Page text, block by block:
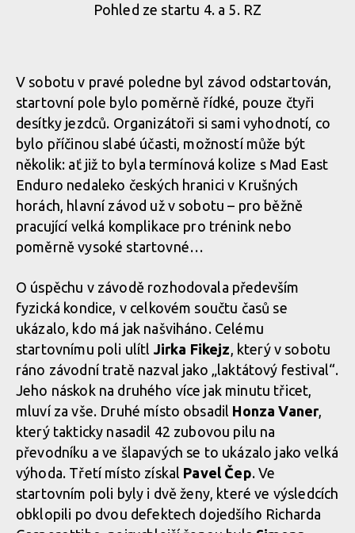
Pohled ze startu 4. a 5. RZ
V sobotu v pravé poledne byl závod odstartován,
startovní pole bylo poměrně řídké, pouze čtyři
desítky jezdců. Organizátoři si sami vyhodnotí, co
bylo příčinou slabé účasti, možností může být
několik: ať již to byla termínová kolize s Mad East
Enduro nedaleko českých hranici v Krušných
horách, hlavní závod už v sobotu – pro běžně
pracující velká komplikace pro trénink nebo
poměrně vysoké startovné…
O úspěchu v závodě rozhodovala především
fyzická kondice, v celkovém součtu časů se
ukázalo, kdo má jak našviháno. Celému
startovnímu poli ulítl Jirka Fikejz , který v sobotu
ráno závodní tratě nazval jako „laktátový festival“.
Jeho náskok na druhého více jak minutu třicet,
mluví za vše. Druhé místo obsadil Honza Vaner,
který takticky nasadil 42 zubovou pilu na
převodníku a ve šlapavých se to ukázalo jako velká
výhoda. Třetí místo získal Pavel Čep. Ve
startovním poli byly i dvě ženy, které ve výsledcích
obklopili po dvou defektech dojedšího Richarda